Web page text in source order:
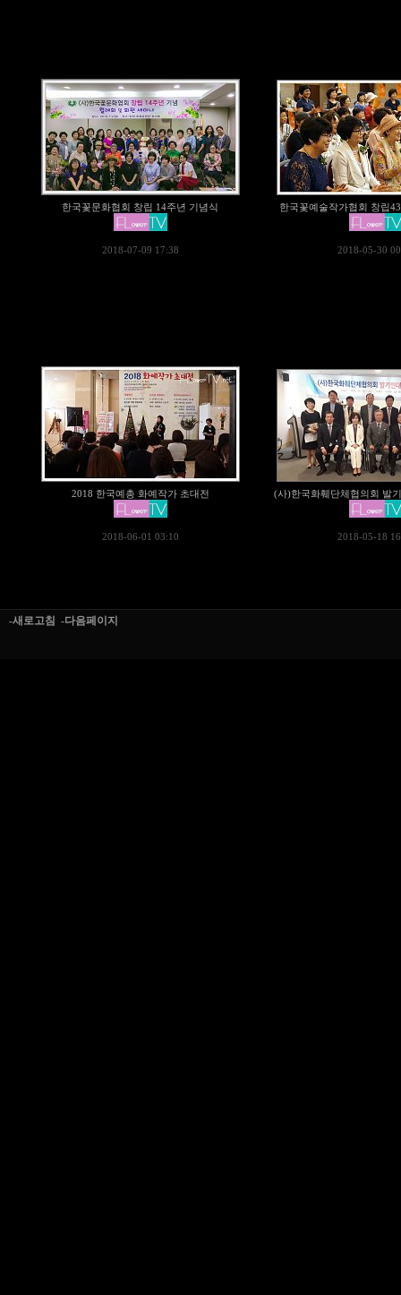
한국꽃문화협회 창립 14주년 기념식
2018-07-09 17:38
한국꽃예술작가협회 창립
2018-05-30
2018 한국예총 화예작가 초대전
2018-06-01 03:10
(사)한국화훼단체협의회 발
2018-05-18
-새로고침 -다음페이지